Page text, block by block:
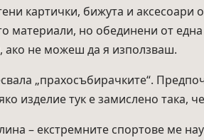
картички, бижута и
материали, но обединени от
ако не можеш да я използваш.
„прахосъбирачките“.
изделие тук е замислено така,
– екстремните спортове ме